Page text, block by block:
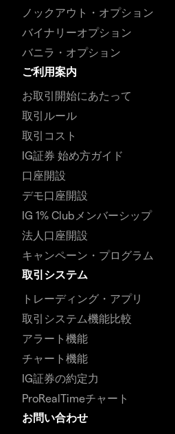
ノックアウト・オプション
バイナリーオプション
バニラ・オプション
ご利用案内
お取引開始にあたって
取引ルール
取引コスト
IG証券 始め方ガイド
口座開設
デモ口座開設
IG 1% Clubメンバーシップ
法人口座開設
キャンペーン・プログラム
取引システム
トレーディング・アプリ
取引システム機能比較
アラート機能
チャート機能
IG証券の約定力
ProRealTimeチャート
お問い合わせ